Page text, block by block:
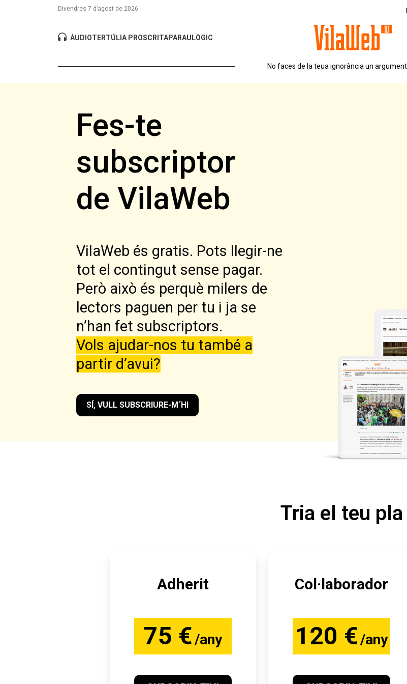
Divendres 7 d’agost de 2026
ÀUDIOTERTÚLIA PROSCRITAPARAULÒGIC
No faces de la teua ignorància un argument
Fes-te
subscriptor
de VilaWeb
VilaWeb és gratis. Pots llegir-ne
tot el contingut sense pagar.
Però això és perquè milers de
lectors paguen per tu i ja se
n’han fet subscriptors.
Vols ajudar-nos tu també a
partir d’avui?
SÍ, VULL SUBSCRIURE-M´HI
Tria el teu pla
Adherit
75 €/any
Col·laborador
120 €/any